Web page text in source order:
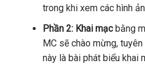
trong khi xem các hình
Phần 2: Khai mạcbằng
MC sẽ chào mừng,
này là bài phát biểu khai